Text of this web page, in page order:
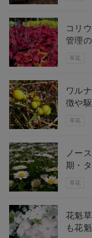
草花
コリ
管理
草花
ワル
徴や
草花
ノー
期・
花魁
も花